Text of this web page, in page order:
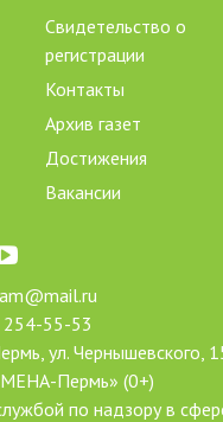
Свидетельство о
регистрации
Контакты
Архив газет
Достижения
Вакансии
254-55-53
ул. Чернышевского,
Пермь» (0+)
по надзору в